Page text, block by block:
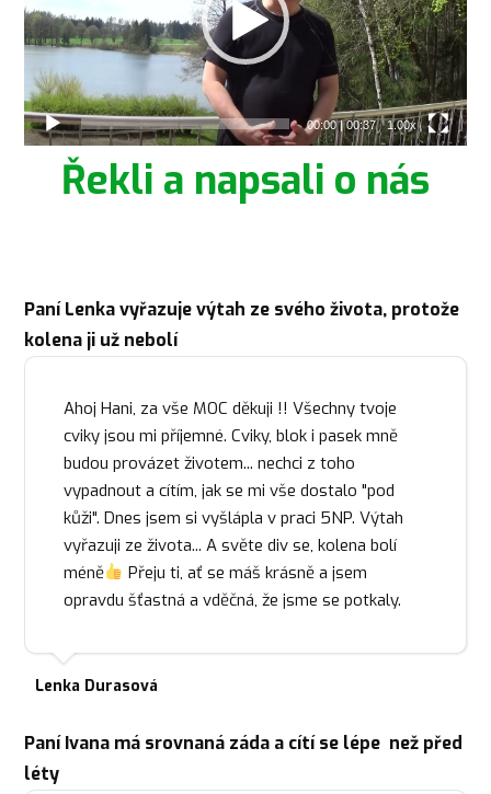
00:00|00:37 1.00x
Řekli a napsali o nás
Paní Lenka vyřazuje výtah ze svého života, protože
kolena ji už nebolí
Ahoj Hani, za vše MOC děkuji !! Všechny tvoje
cviky jsou mi příjemné. Cviky, blok i pasek mně
budou provázet životem... nechci z toho
vypadnout a cítím, jak se mi vše dostalo "pod
kůži". Dnes jsem si vyšlápla v praci 5NP. Výtah
vyřazuji ze života... A světe div se, kolena bolí
méně
Přeju ti, ať se máš krásně a jsem
opravdu šťastná a vděčná, že jsme se potkaly.
Lenka Durasová
Paní Ivana má srovnaná záda a cítí se lépe než před
léty